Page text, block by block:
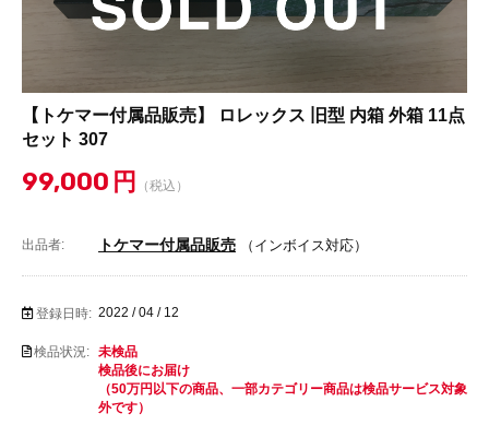
【トケマー付属品販売】 ロレックス 旧型 内箱 外箱 11点
セット 307
99,000 円 （税込）
出品者: トケマー付属品販売 （インボイス対応）
登録日時: 2022 / 04 / 12
検品状況: 未検品
検品後にお届け
（50万円以下の商品、一部カテゴリー商品は検品サービス対象
外です）